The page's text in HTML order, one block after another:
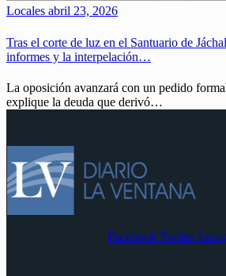
Locales abril 23, 2026
Tras el corte de luz en el Santuario de
informes y la interpelación…
La oposición avanzará con un pedido
explique la deuda que derivó…
Facebook Twitter